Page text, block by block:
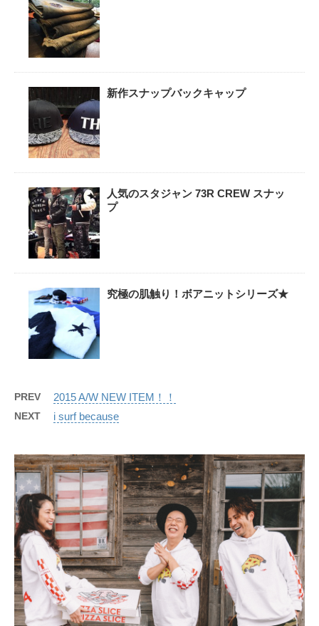
新作スナップバックキャップ
人気のスタジャン 73R CREW スナッ
プ
究極の肌触り！ボアニットシリーズ★
PREV 2015 A/W NEW ITEM！！
NEXT i surf because